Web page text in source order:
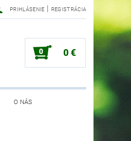
PRIHLÁSENIE | REGISTRÁCIA
0 0 €
O NÁS